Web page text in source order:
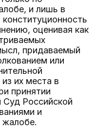
и лишь в
оценивая как
придаваемый
или
их места в
принятии
Российской
и